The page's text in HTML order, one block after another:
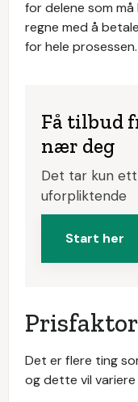
for delene som
regne med å
for hele prosessen.
Få tilbud
nær deg
Det tar kun
uforpliktende
Start her
Det er flere ting
og dette vil